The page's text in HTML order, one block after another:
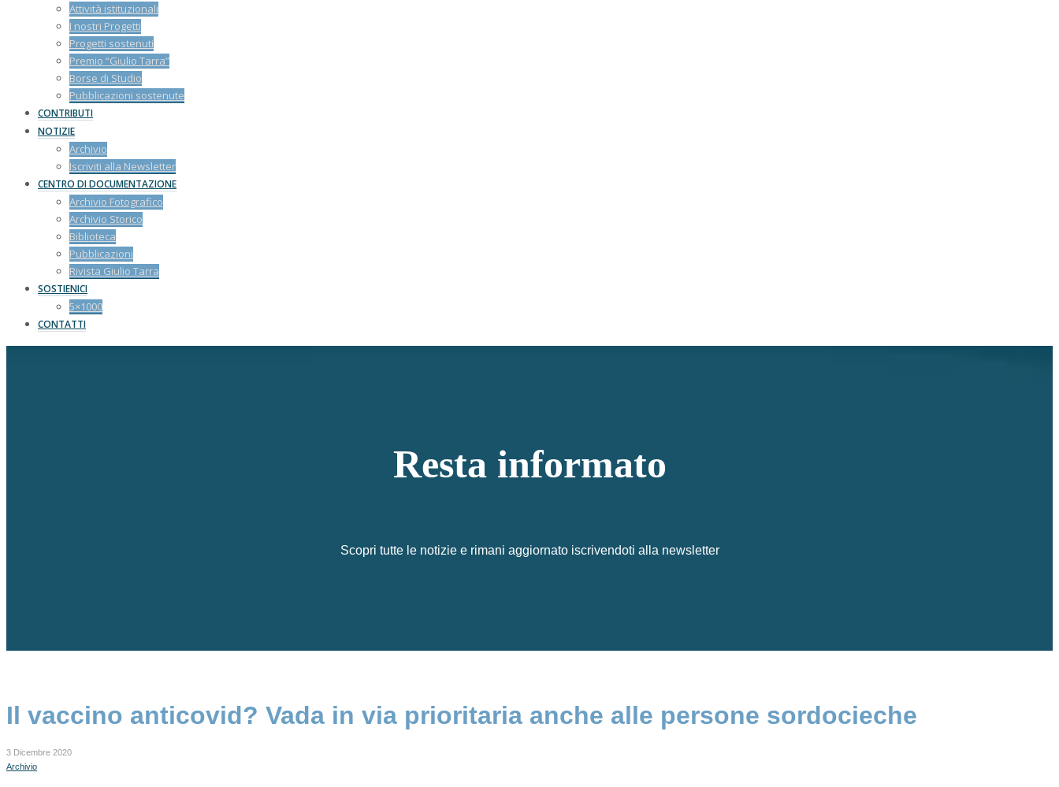
Attività istituzionali
I nostri Progetti
Progetti sostenuti
Premio “Giulio Tarra”
Borse di Studio
Pubblicazioni sostenute
CONTRIBUTI
NOTIZIE
Archivio
Iscriviti alla Newsletter
CENTRO DI DOCUMENTAZIONE
Archivio Fotografico
Archivio Storico
Biblioteca
Pubblicazioni
Rivista Giulio Tarra
SOSTIENICI
5×1000
CONTATTI
Resta informato
Scopri tutte le notizie e rimani aggiornato iscrivendoti alla newsletter
Il vaccino anticovid? Vada in via prioritaria anche alle persone sordocieche
3 Dicembre 2020
Archivio